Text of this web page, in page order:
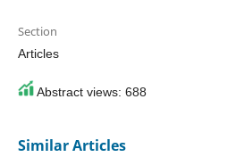
Section
Articles
Abstract views: 688
Similar Articles